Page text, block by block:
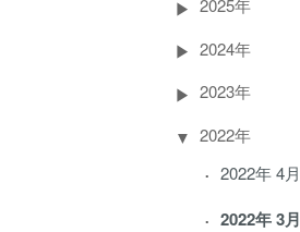
2025年
2024年
2023年
2022年
2022年 4月
2022年 3月